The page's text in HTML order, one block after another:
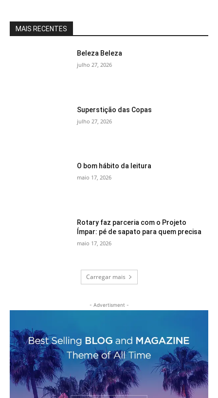
MAIS RECENTES
Beleza Beleza
julho 27, 2026
Superstição das Copas
julho 27, 2026
O bom hábito da leitura
maio 17, 2026
Rotary faz parceria com o Projeto
Ímpar: pé de sapato para quem precisa
maio 17, 2026
Carregar mais
- Advertisment -